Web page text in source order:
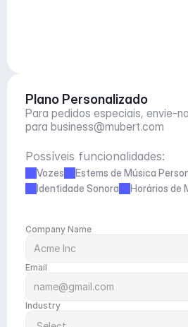
Plano Personalizado
Para pedidos especiais, envie-
para business@mubert.com
Possíveis funcionalidades:
Vozes
Estems de Música
Identidade Sonora
Horários de
Company Name
Email
Industry